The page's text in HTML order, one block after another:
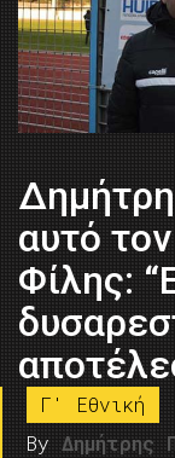
αυτό
Φίλης:
Γ' Εθνική
By Δημήτρης